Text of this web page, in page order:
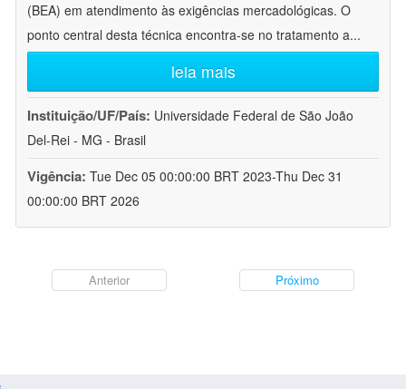
(BEA) em atendimento às exigências mercadológicas. O
ponto central desta técnica encontra-se no tratamento a...
leia mais
Instituição/UF/País: Universidade Federal de São João
Del-Rei - MG - Brasil
Vigência: Tue Dec 05 00:00:00 BRT 2023-Thu Dec 31
00:00:00 BRT 2026
Anterior Próximo